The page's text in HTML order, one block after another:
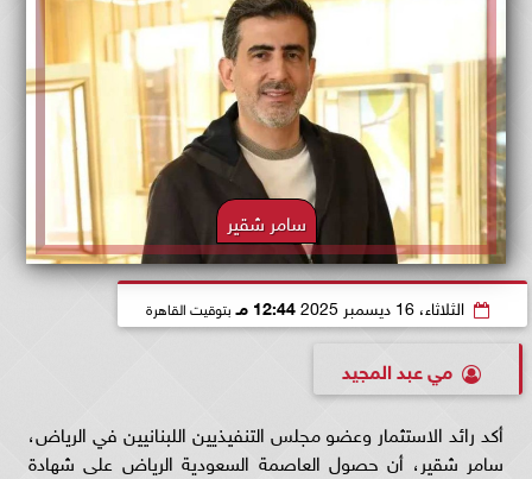
سامر شقير
الثلاثاء، 16 ديسمبر 2025 12:44 مـ بتوقيت القاهرة
مي عبد المجيد
أكد رائد الاستثمار وعضو مجلس التنفيذيين اللبنانيين في الرياض،
سامر شقير، أن حصول العاصمة السعودية الرياض على شهادة